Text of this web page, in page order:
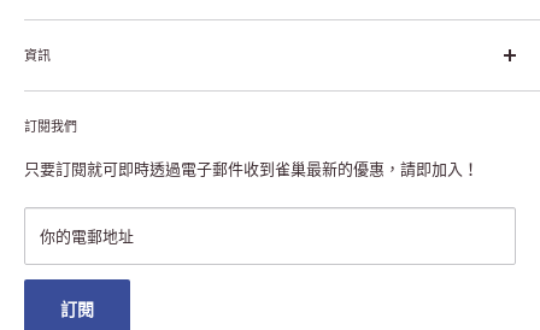
關於雀巢香港
雀巢香港創造共享價值
聯絡我們
私隱聲明
註冊NESCAFÉ® Dolce Gusto®咖啡機
資訊
付款及送貨
退貨或更換
常見問題
雀巢會員獎賞
澳門地區送貨
訂閱我們
只要訂閱就可即時透過電子郵件收到雀巢最新的優惠，請即加入！
你的電郵地址
訂閱